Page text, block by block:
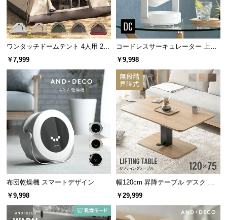
つ
い
て
お
客
様
サ
ポ
ー
ト
お
知
ら
ワンタッチドームテント 4人用 2.1
m
￥7,999
コードレスサーキュレーター 上下
左右首振り 持ち手付き
￥9,998
布団乾燥機 スマートデザイン
￥9,998
幅120cm 昇降テーブル デスク 無
段階高さ調節 ガス圧昇降式 ダイニ
ング 高さ55~70cm
￥29,999